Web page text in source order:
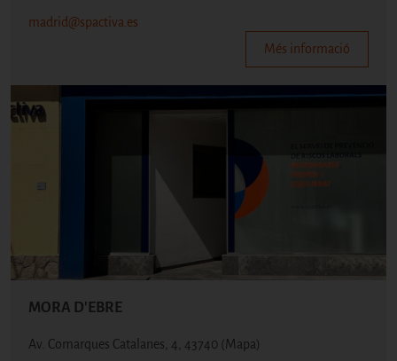
madrid@spactiva.es
Més informació
MORA D'EBRE
Av. Comarques Catalanes, 4, 43740 (Mapa)